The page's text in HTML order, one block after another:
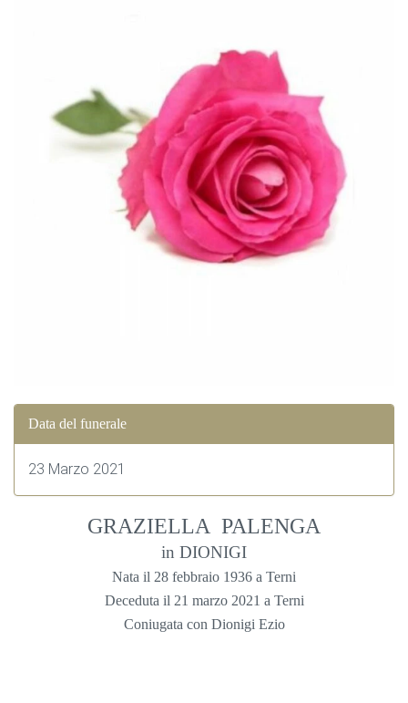
Data del funerale
23 Marzo 2021
GRAZIELLA PALENGA
in DIONIGI
Nata il 28 febbraio 1936 a Terni
Deceduta il 21 marzo 2021 a Terni
Coniugata con Dionigi Ezio